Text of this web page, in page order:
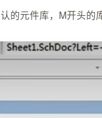
的元件库，M开头的